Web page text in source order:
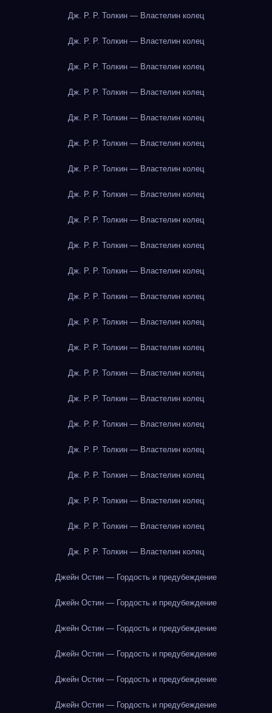
Дж. Р. Р. Толкин — Властелин колец
Дж. Р. Р. Толкин — Властелин колец
Дж. Р. Р. Толкин — Властелин колец
Дж. Р. Р. Толкин — Властелин колец
Дж. Р. Р. Толкин — Властелин колец
Дж. Р. Р. Толкин — Властелин колец
Дж. Р. Р. Толкин — Властелин колец
Дж. Р. Р. Толкин — Властелин колец
Дж. Р. Р. Толкин — Властелин колец
Дж. Р. Р. Толкин — Властелин колец
Дж. Р. Р. Толкин — Властелин колец
Дж. Р. Р. Толкин — Властелин колец
Дж. Р. Р. Толкин — Властелин колец
Дж. Р. Р. Толкин — Властелин колец
Дж. Р. Р. Толкин — Властелин колец
Дж. Р. Р. Толкин — Властелин колец
Дж. Р. Р. Толкин — Властелин колец
Дж. Р. Р. Толкин — Властелин колец
Дж. Р. Р. Толкин — Властелин колец
Дж. Р. Р. Толкин — Властелин колец
Дж. Р. Р. Толкин — Властелин колец
Дж. Р. Р. Толкин — Властелин колец
Джейн Остин — Гордость и предубеждение
Джейн Остин — Гордость и предубеждение
Джейн Остин — Гордость и предубеждение
Джейн Остин — Гордость и предубеждение
Джейн Остин — Гордость и предубеждение
Джейн Остин — Гордость и предубеждение